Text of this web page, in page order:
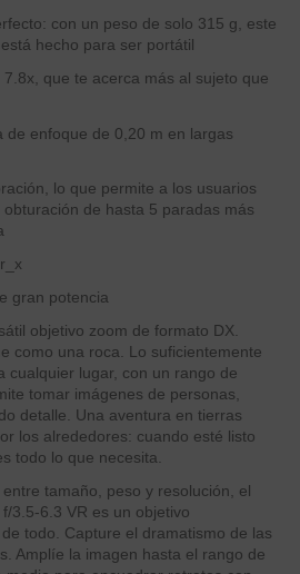
con un peso de solo 315 g, este
hecho para ser portátil
que te acerca más al sujeto que
de enfoque de 0,20 m en largas
lo que permite a los usuarios
de hasta 5 paradas más
gran potencia
objetivo zoom de formato DX.
como una roca. Lo suficientemente
cualquier lugar, con un rango de
tomar imágenes de personas,
detalle. Una aventura en tierras
los alrededores: cuando esté listo
todo lo que necesita.
tamaño, peso y resolución, el
3.5-6.3 VR es un objetivo
todo. Capture el dramatismo de las
Amplíe la imagen hasta el rango de